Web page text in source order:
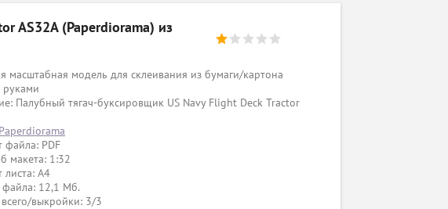
AS32A (Paperdiorama) из
масштабная модель для склеивания из бумаги/картона
Палубный тягач-буксировщик US Navy Flight Deck Tractor
Paperdiorama
файла: PDF
макета: 1:32
А4
файла: 12,1 Мб.
выкройки: 3/3